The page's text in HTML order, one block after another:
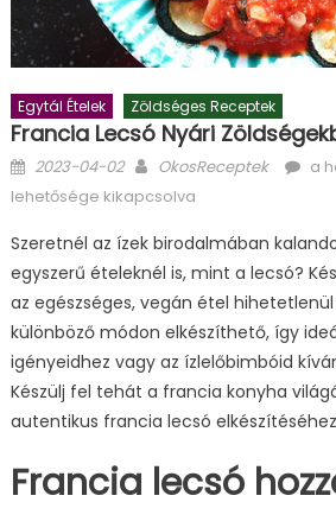
Egytál Ételek Zöldséges Receptek
Francia Lecsó Nyári
Posted
on
2023-04-02 Author
OkosReceptek
a
lehetősége kikapcsolva
Szeretnél az ízek birodalmában
egyszerű ételeknél is, mint a lecsó?
az egészséges, vegán étel
különböző módon elkészíthető, így
igényeidhez vagy az ízlelőbimbóid
Készülj fel tehát a francia konyha
autentikus francia lecsó
Francia lecsó